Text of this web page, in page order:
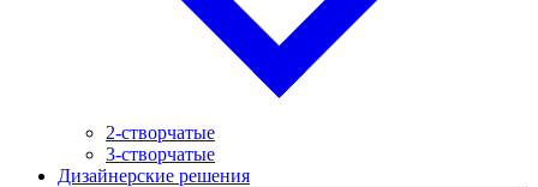
2-створчатые
3-створчатые
Дизайнерские решения